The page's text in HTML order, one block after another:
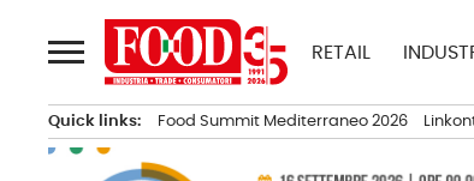
al
contenuto
RETAIL
Quick links: Food Summit Mediterraneo 2026